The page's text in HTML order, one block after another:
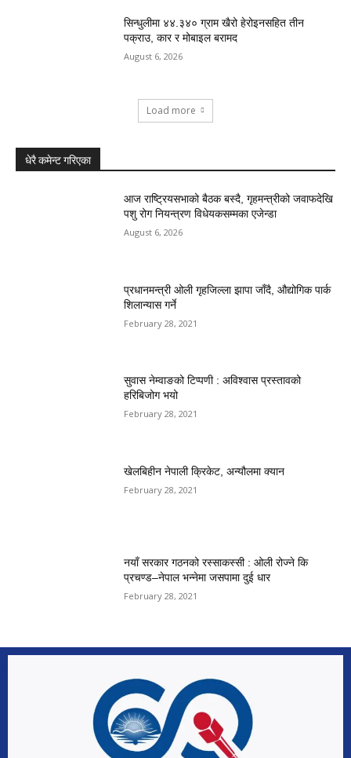
सिन्धुलीमा ४४.३४० ग्राम खैरो हेरोइनसहित तीन
पक्राउ, कार र मोबाइल बरामद
August 6, 2026
Load more
धेरै कमेन्ट गरिएका
आज राष्ट्रियसभाको बैठक बस्दै, गृहमन्त्रीको जवाफदेखि
पशु रोग नियन्त्रण विधेयकसम्मका एजेन्डा
August 6, 2026
प्रधानमन्त्री ओली गृहजिल्ला झापा जाँदै, औद्योगिक पार्क
शिलान्यास गर्ने
February 28, 2021
सुवास नेम्वाङको टिप्पणी : अविश्वास प्रस्तावको
हरिबिजोग भयो
February 28, 2021
खेलबिहीन नेपाली क्रिकेट, अन्यौलमा क्यान
February 28, 2021
नयाँ सरकार गठनको रस्साकस्सी : ओली रोज्ने कि
प्रचण्ड–नेपाल भन्नेमा जसपामा दुई धार
February 28, 2021